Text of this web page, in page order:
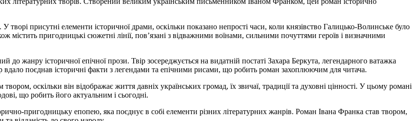
присутні елементи історичної драми, оскільки показано непрості часи, коли князівство Галицько-Волинське було
містить пригодницькі сюжетні лінії, пов’язані з відважними воїнами, сильними почуттями героїв і визначними
жанру історичної епічної прози. Твір зосереджується на видатній постаті Захара Беркута, легендарного ватажка
вдало поєднав історичні факти з легендами та епічними рисами, що робить роман захоплюючим для читача.
оскільки він відображає життя давніх українських громад, їх звичаї, традиції та духовні цінності. У цьому романі
що робить його актуальним і сьогодні.
пригодницьку епопею, яка поєднує в собі елементи різних літературних жанрів. Роман Івана Франка став твором,